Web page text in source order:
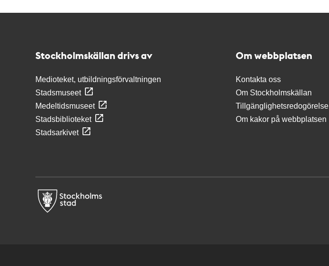
Stockholmskällan drivs av
Medioteket, utbildningsförvaltningen
Stadsmuseet
Medeltidsmuseet
Stadsbiblioteket
Stadsarkivet
Om webbplatsen
Kontakta oss
Om Stockholmskällan
Tillgänglighetsredogörelse
Om kakor på webbplatsen